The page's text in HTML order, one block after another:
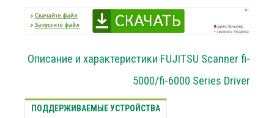
Описание и характеристики FUJITSU Scanner fi-
5000/fi-6000 Series Driver
ПОДДЕРЖИВАЕМЫЕ УСТРОЙСТВА